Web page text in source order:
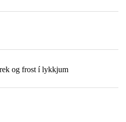
og frost í lykkjum